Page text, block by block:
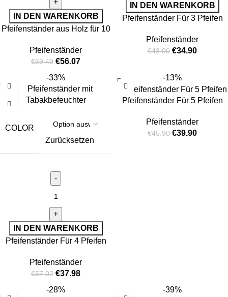
IN DEN WARENKORB
Pfeifenständer aus Holz für 10
Pfeifenständer
€69.49 €56.07
IN DEN WARENKORB
Pfeifenständer Für 3 Pfeifen
Pfeifenständer
€43.00 €34.90
-33%
COLOR
Zurücksetzen
IN DEN WARENKORB
Pfeifenständer Für 4 Pfeifen
Pfeifenständer
€57.02 €37.98
-13%
Pfeifenständer Für 5 Pfeifen
Pfeifenständer
€45.90 €39.90
-28% -39%